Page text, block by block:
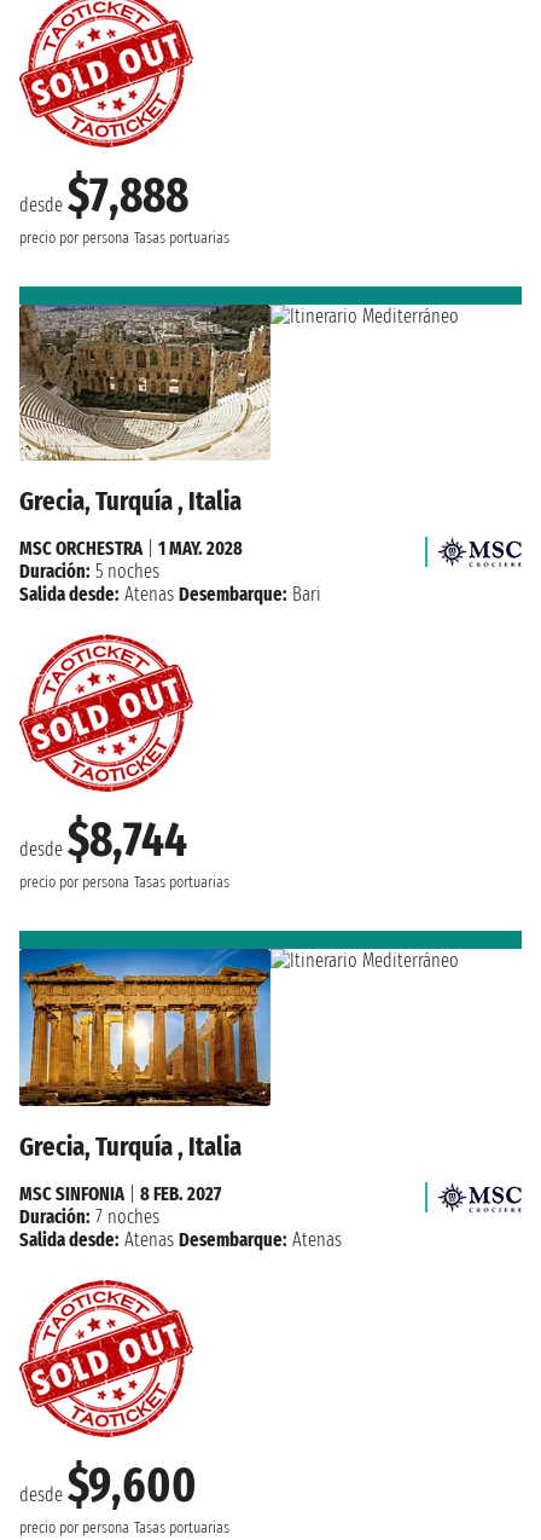
desde $7,888
precio por persona Tasas portuarias
Grecia, Turquía , Italia
desde $8,744
precio por persona Tasas portuarias
MSC ORCHESTRA| 1 MAY. 2028
Duración: 5 noches
Salida desde: Atenas Desembarque: Bari
Grecia, Turquía , Italia
desde $9,600
precio por persona Tasas portuarias
MSC SINFONIA| 8 FEB. 2027
Duración: 7 noches
Salida desde: Atenas Desembarque: Atenas